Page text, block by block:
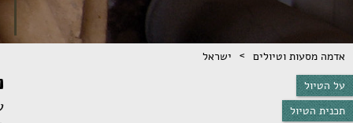
על הטיול
תכנית הטיול
אדמה מסעות וטיולים > ישראל